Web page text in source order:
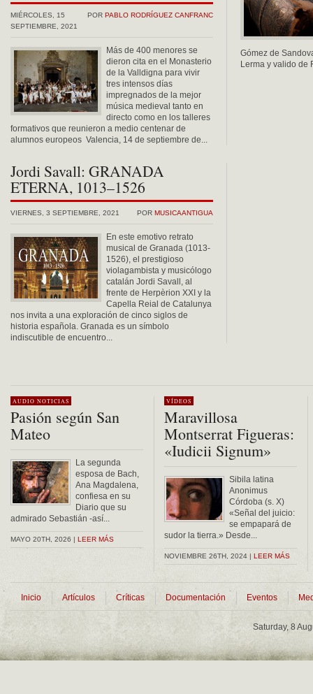
POR PABLO RODRÍGUEZ CANFRANC
MIÉRCOLES, 15
SEPTIEMBRE, 2021
Más de 400 menores se
dieron cita en el Monasterio
de la Valldigna para vivir
tres intensos días
impregnados de la mejor
música medieval tanto en
directo como en los talleres
formativos que reunieron a medio centenar de
alumnos europeos Valencia, 14 de septiembre de...
Gómez de
Lerma y valido de
Jordi Savall: GRANADA
ETERNA, 1013–1526
POR MUSICAANTIGUA
VIERNES, 3 SEPTIEMBRE, 2021
En este emotivo retrato
musical de Granada (1013-
1526), el prestigioso
violagambista y musicólogo
catalán Jordi Savall, al
frente de Herpèrion XXI y la
Capella Reial de Catalunya
nos invita a una exploración de cinco siglos de
historia española. Granada es un símbolo
indiscutible de encuentro...
AUDIO NOTICIAS
Pasión según San
Mateo
La segunda
esposa de Bach,
Ana Magdalena,
confiesa en su
Diario que su
admirado Sebastián -así...
MAYO 20TH, 2026 | LEER MÁS
VÍDEOS
Maravillosa
Montserrat Figueras:
«Iudicii Signum»
Sibila latina
Anonimus
Córdoba (s. X)
«Señal del juicio:
se empapará de
sudor la tierra.» Desde...
NOVIEMBRE 26TH, 2024 | LEER MÁS
Inicio Artículos Críticas Documentación Eventos
Saturday, 8